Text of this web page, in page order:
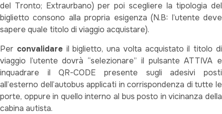
del Tronto; Extraurbano) per poi scegliere la tipologia del
biglietto consono alla propria esigenza (N.B: l’utente deve
sapere quale titolo di viaggio acquistare).
Per convalidare il biglietto, una volta acquistato il titolo di
viaggio l’utente dovrà “selezionare” il pulsante ATTIVA e
inquadrare il QR-CODE presente sugli adesivi posti
all’esterno dell’autobus applicati in corrispondenza di tutte le
porte, oppure in quello interno al bus posto in vicinanza della
cabina autista.